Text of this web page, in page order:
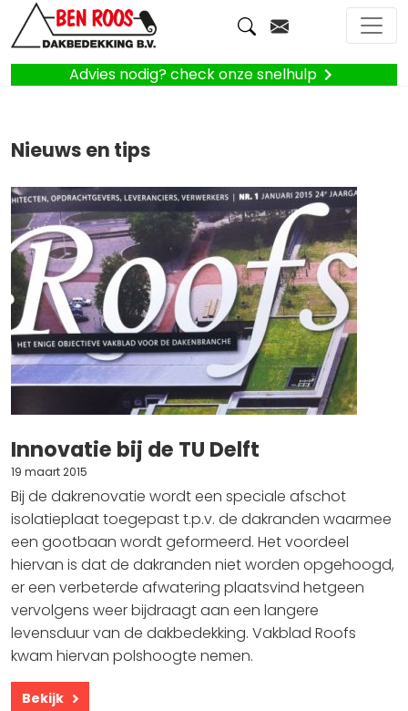
Advies nodig? check onze snelhulp
Nieuws en tips
Innovatie bij de TU Delft
19 maart 2015
Bij de dakrenovatie wordt een speciale afschot
isolatieplaat toegepast t.p.v. de dakranden waarmee
een gootbaan wordt geformeerd. Het voordeel
hiervan is dat de dakranden niet worden opgehoogd,
er een verbeterde afwatering plaatsvind hetgeen
vervolgens weer bijdraagt aan een langere
levensduur van de dakbedekking. Vakblad Roofs
kwam hiervan polshoogte nemen.
Bekijk